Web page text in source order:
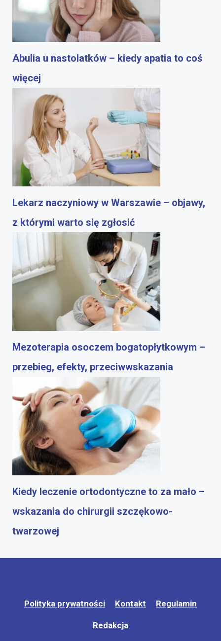
Abulia u nastolatków – kiedy apatia to coś
więcej
Lekarz naczyniowy w Warszawie – objawy,
z którymi warto się zgłosić
Mezoterapia osoczem bogatopłytkowym –
przebieg, efekty, przeciwwskazania
Kiedy leczenie ortodontyczne to za mało –
wskazania do chirurgii szczękowo-
twarzowej
Polityka prywatności Kontakt Regulamin
Redakcja